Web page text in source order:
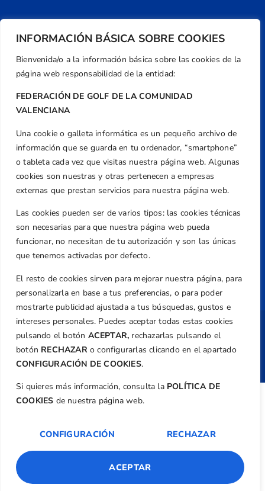
INFORMACIÓN BÁSICA SOBRE COOKIES
Bienvenida/o a la información básica sobre las cookies de la
página web responsabilidad de la entidad:
FEDERACIÓN DE GOLF DE LA COMUNIDAD
VALENCIANA
Una cookie o galleta informática es un pequeño archivo de
información que se guarda en tu ordenador, “smartphone”
o tableta cada vez que visitas nuestra página web. Algunas
cookies son nuestras y otras pertenecen a empresas
externas que prestan servicios para nuestra página web.
Las cookies pueden ser de varios tipos: las cookies técnicas
son necesarias para que nuestra página web pueda
funcionar, no necesitan de tu autorización y son las únicas
que tenemos activadas por defecto.
El resto de cookies sirven para mejorar nuestra página, para
personalizarla en base a tus preferencias, o para poder
mostrarte publicidad ajustada a tus búsquedas, gustos e
intereses personales. Puedes aceptar todas estas cookies
pulsando el botón ACEPTAR, rechazarlas pulsando el
botón RECHAZARo configurarlas clicando en el apartado
CONFIGURACIÓN DE COOKIES.
Si quieres más información, consulta la POLÍTICA DE
COOKIES de nuestra página web.
CONFIGURACIÓN RECHAZAR
ACEPTAR
Caballero, Nº 5, Despachos 2 y 3, 46980,
Valencia
Teléfono
federacion@golfcv.com
Aviso Legal
Política de Privacidad
Normativa
Federación
Revista
Copyright ©Federación de Golf de la
Comunitat Valenciana| Diseño: TecnoQuatre